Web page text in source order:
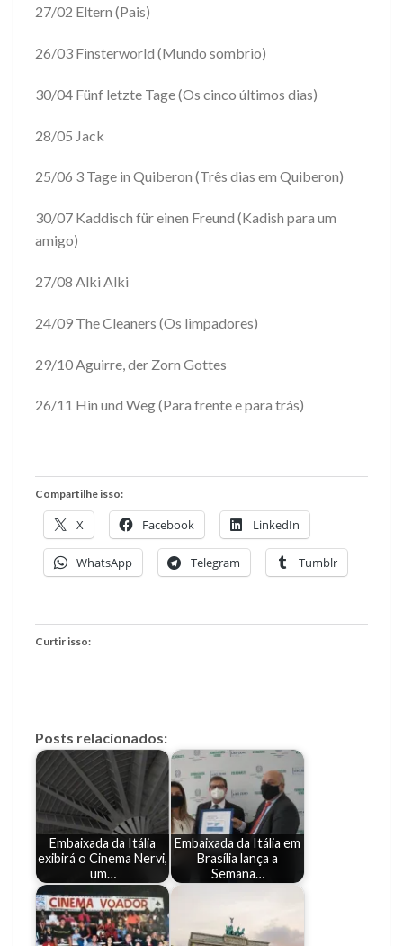
27/02 Eltern (Pais)
26/03 Finsterworld (Mundo sombrio)
30/04 Fünf letzte Tage (Os cinco últimos dias)
28/05 Jack
25/06 3 Tage in Quiberon (Três dias em Quiberon)
30/07 Kaddisch für einen Freund (Kadish para um
amigo)
27/08 Alki Alki
24/09 The Cleaners (Os limpadores)
29/10 Aguirre, der Zorn Gottes
26/11 Hin und Weg (Para frente e para trás)
Compartilhe isso:
X Facebook LinkedIn
WhatsApp Telegram Tumblr
Curtir isso:
Posts relacionados:
Embaixada da Itália
exibirá o Cinema Nervi,
um…
Embaixada da Itália em
Brasília lança a
Semana…